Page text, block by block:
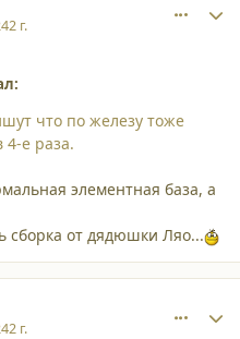
2 г.
что по железу тоже
4-е раза.
элементная база, а
сборка от дядюшки Ляо...
2 г.